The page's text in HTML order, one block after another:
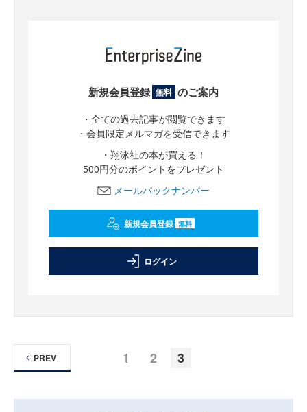
新規会員登録 無料 のご案内
・全ての過去記事が閲覧できます
・会員限定メルマガを受信できます
・翔泳社の本が買える！
500円分のポイントをプレゼント
メールバックナンバー
新規会員登録 無料
ログイン
1 2 3
PREV